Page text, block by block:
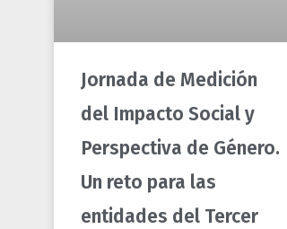
Jornada de Medición
del Impacto Social y
Perspectiva de Género.
Un reto para las
entidades del Tercer